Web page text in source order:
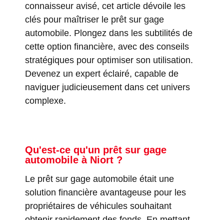
connaisseur avisé, cet article dévoile les
clés pour maîtriser le prêt sur gage
automobile. Plongez dans les subtilités de
cette option financière, avec des conseils
stratégiques pour optimiser son utilisation.
Devenez un expert éclairé, capable de
naviguer judicieusement dans cet univers
complexe.
Qu'est-ce qu'un prêt sur gage
automobile à Niort ?
Le prêt sur gage automobile était une
solution financière avantageuse pour les
propriétaires de véhicules souhaitant